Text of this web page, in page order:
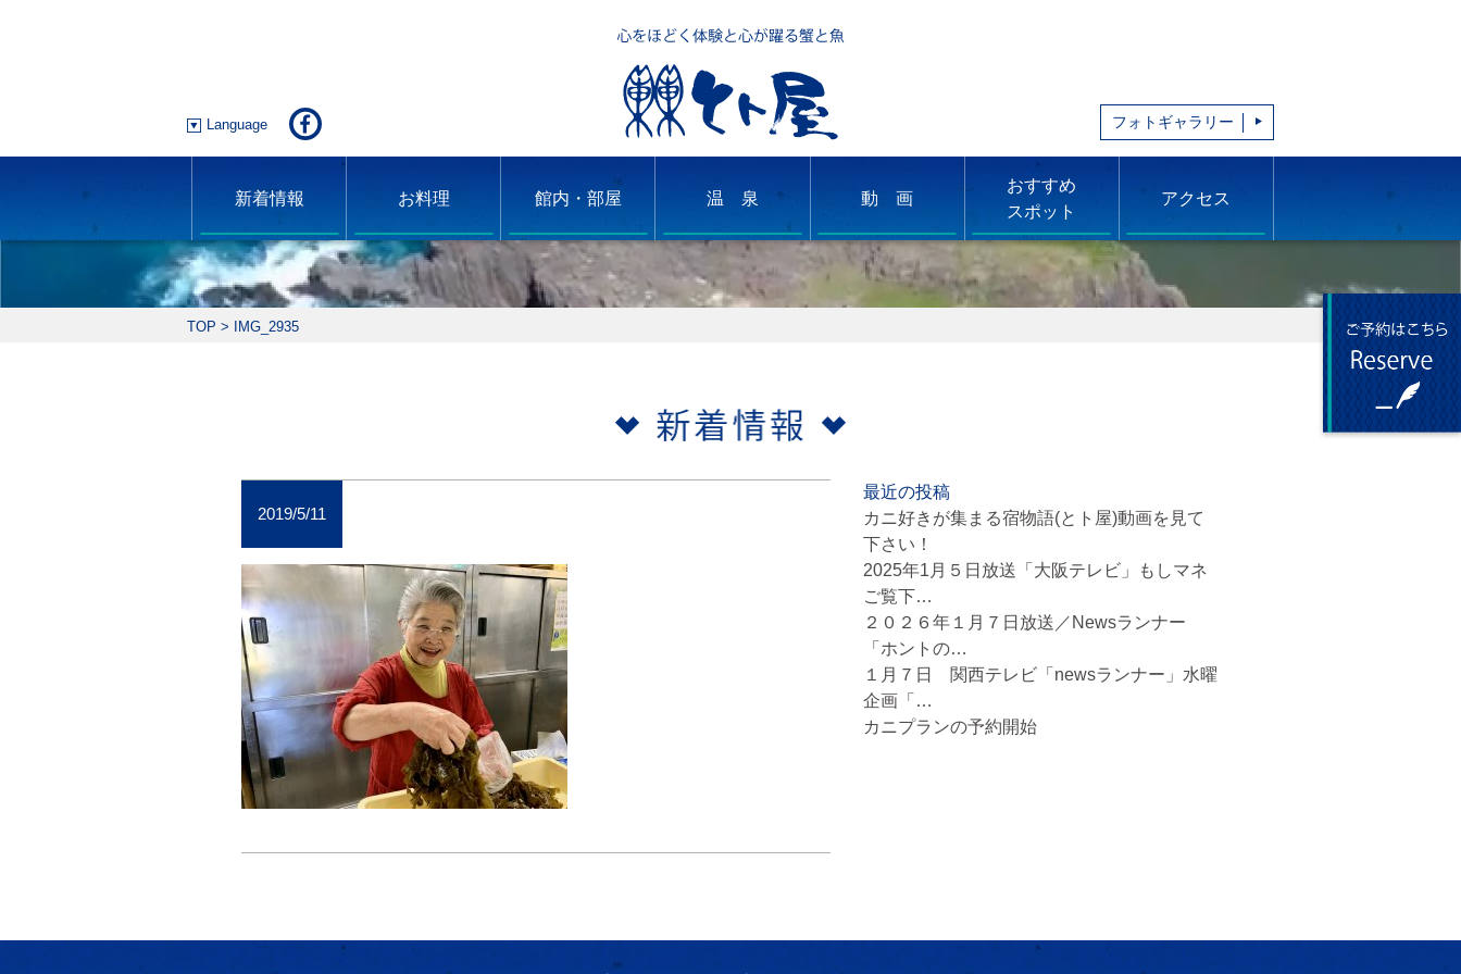
Language フォトギャラリー
新着情報 お料理 館内・部屋 温 泉 動 画
おすすめ
スポット
アクセス
TOP > IMG_2935
2019/5/11
最近の投稿
カニ好きが集まる宿物語(とト屋)動画を見て
下さい！
2025年1月５日放送「大阪テレビ」もしマネ
ご覧下…
２０２６年１月７日放送／Newsランナー
「ホントの…
１月７日 関西テレビ「newsランナー」水曜
企画「…
カニプランの予約開始